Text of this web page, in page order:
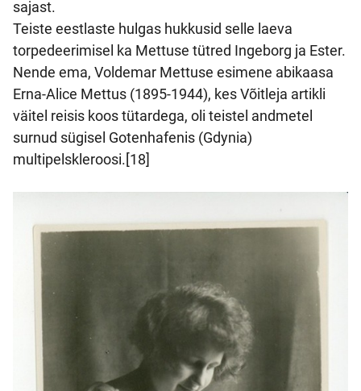
sajast.
Teiste eestlaste hulgas hukkusid selle laeva
torpedeerimisel ka Mettuse tütred Ingeborg ja Ester.
Nende ema, Voldemar Mettuse esimene abikaasa
Erna-Alice Mettus (1895-1944), kes Võitleja artikli
väitel reisis koos tütardega, oli teistel andmetel
surnud sügisel Gotenhafenis (Gdynia)
multipelskleroosi.[18]